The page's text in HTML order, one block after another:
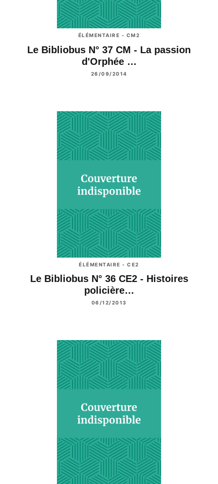
ÉLÉMENTAIRE - CM2
Le Bibliobus N° 37 CM - La passion
d'Orphée …
26/09/2014
ÉLÉMENTAIRE - CE2
Le Bibliobus N° 36 CE2 - Histoires
policière…
06/12/2013